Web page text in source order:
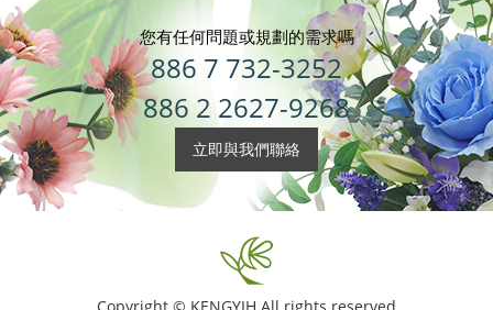
您有任何問題或規劃的需求嗎
886 7 732-3252
886 2 2627-9268
立即與我們聯絡
Copyright © KENGYIH All rights reserved